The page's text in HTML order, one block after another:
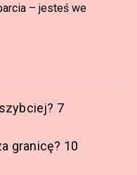
– jesteś we
7
granicę? 10